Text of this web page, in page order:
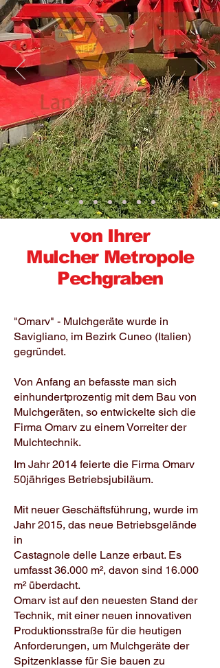
von Ihrer
Mulcher Metropole
Pechgraben
"Omarv" - Mulchgeräte wurde in
Savigliano, im Bezirk Cuneo (Italien)
gegründet.
Von Anfang an befasste man sich
einhundertprozentig mit dem Bau von
Mulchgeräten, so entwickelte sich die
Firma Omarv zu einem Vorreiter der
Mulchtechnik.
Im Jahr 2014 feierte die Firma Omarv
50jähriges Betriebsjubiläum.
Mit neuer Geschäftsführung, wurde im
Jahr 2015, das neue Betriebsgelände
in
Castagnole delle Lanze erbaut. Es
umfasst 36.000 m², davon sind 16.000
m² überdacht.
Omarv ist auf den neuesten Stand der
Technik, mit einer neuen innovativen
Produktionsstraße für die heutigen
Anforderungen, um Mulchgeräte der
Spitzenklasse für Sie bauen zu